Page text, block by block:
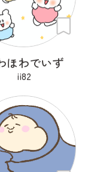
ほわでいず
ii82